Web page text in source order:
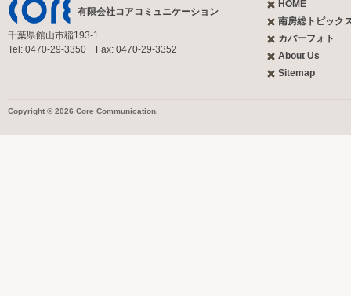
有限会社コアコミュニケーション
千葉県館山市稲193-1
Tel: 0470-29-3350 Fax: 0470-29-3352
HOME
南房総トピック
カバーフォト
About Us
Sitemap
Copyright © 2026 Core Communication.